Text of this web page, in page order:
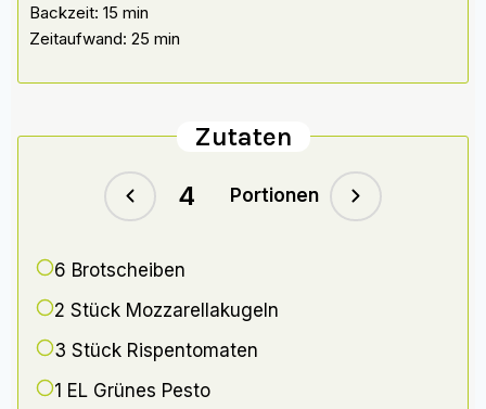
Backzeit: 15 min
Zeitaufwand: 25 min
Zutaten
Portionen
6 Brotscheiben
2 Stück Mozzarellakugeln
3 Stück Rispentomaten
1 EL Grünes Pesto